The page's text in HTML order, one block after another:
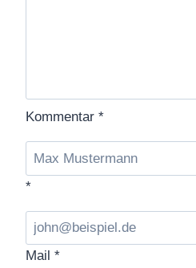
Kommentar *
*
Mail *